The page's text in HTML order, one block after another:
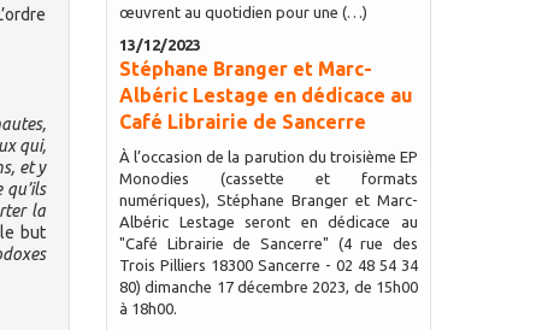
qui,
et y
la
but
œuvrent au quotidien pour une (…)
13/12/2023
Stéphane Branger et Marc-
Albéric Lestage en dédicace au
Café Librairie de Sancerre
À l’occasion de la parution du troisième EP
Monodies (cassette et formats
numériques), Stéphane Branger et Marc-
Albéric Lestage seront en dédicace au
"Café Librairie de Sancerre" (4 rue des
Trois Pilliers 18300 Sancerre - 02 48 54 34
80) dimanche 17 décembre 2023, de 15h00
à 18h00.